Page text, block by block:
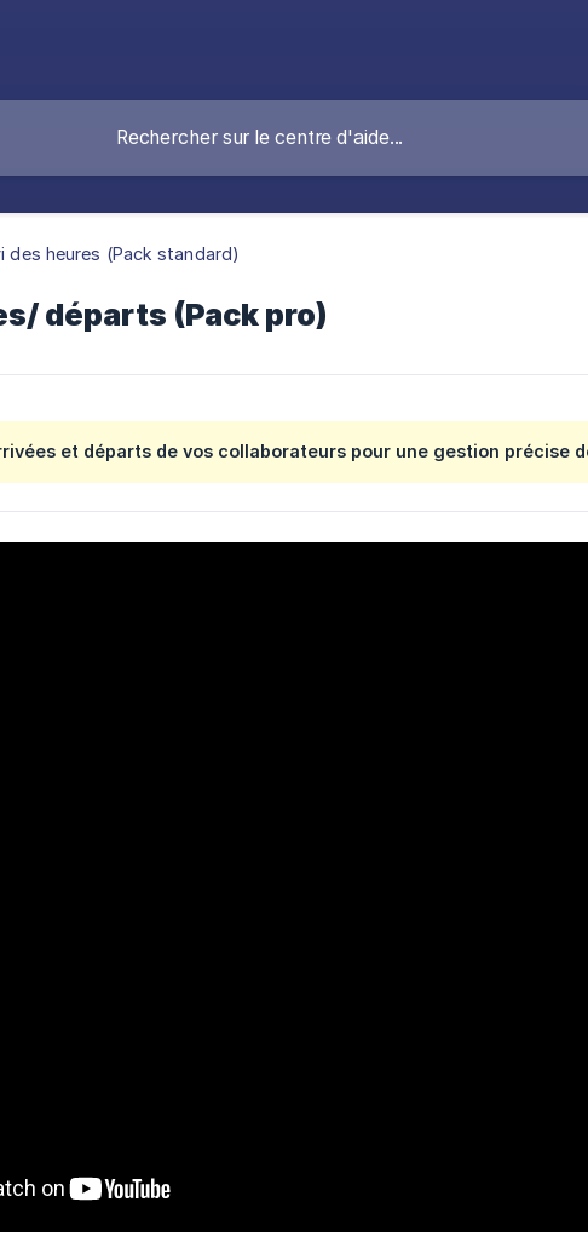
des heures (Pack standard)
départs (Pack pro)
et départs de vos collaborateurs pour une gestion précise